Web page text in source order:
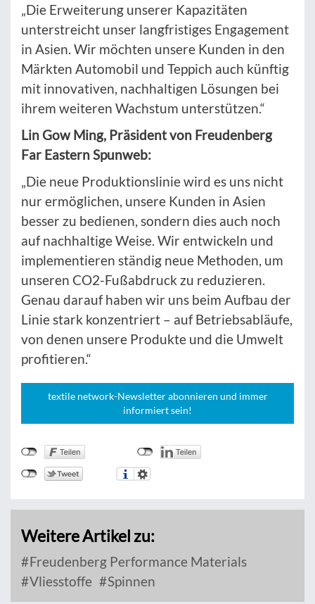
„Die Erweiterung unserer Kapazitäten
unterstreicht unser langfristiges Engagement
in Asien. Wir möchten unsere Kunden in den
Märkten Automobil und Teppich auch künftig
mit innovativen, nachhaltigen Lösungen bei
ihrem weiteren Wachstum unterstützen.“
Lin Gow Ming, Präsident von Freudenberg
Far Eastern Spunweb:
„Die neue Produktionslinie wird es uns nicht
nur ermöglichen, unsere Kunden in Asien
besser zu bedienen, sondern dies auch noch
auf nachhaltige Weise. Wir entwickeln und
implementieren ständig neue Methoden, um
unseren CO2-Fußabdruck zu reduzieren.
Genau darauf haben wir uns beim Aufbau der
Linie stark konzentriert – auf Betriebsabläufe,
von denen unsere Produkte und die Umwelt
profitieren.“
textile network-Newsletter abonnieren und immer
informiert sein!
Weitere Artikel zu:
Freudenberg Performance Materials
Vliesstoffe
Spinnen